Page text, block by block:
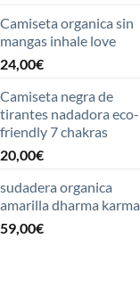
desde
10,00€
Camiseta organica sin
mangas inhale love
24,00€
Camiseta negra de
tirantes nadadora eco-
friendly 7 chakras
20,00€
sudadera organica
amarilla dharma karma
59,00€